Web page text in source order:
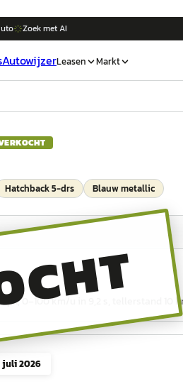
Zoek met AI
AutowijzerLeasen Markt
Hatchback 5-drs Blauw metallic
juli 2026
pk, 0–100 km/u in 9,2 s, tellerstand